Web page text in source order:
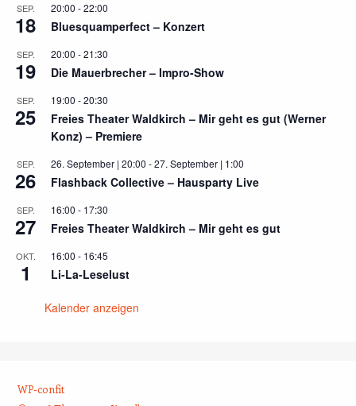
SEP.
18
20:00 -22:00
Bluesquamperfect – Konzert
SEP.
19
20:00 -21:30
Die Mauerbrecher – Impro-Show
SEP.
25
19:00 -20:30
Freies Theater Waldkirch – Mir geht es gut (Werner
Konz) – Premiere
SEP.
26
26. September | 20:00 -27. September | 1:00
Flashback Collective – Hausparty Live
SEP.
27
16:00 - 17:30
Freies Theater Waldkirch – Mir geht es gut
OKT.
1
16:00 - 16:45
Li-La-Leselust
Kalender anzeigen
WP-confit